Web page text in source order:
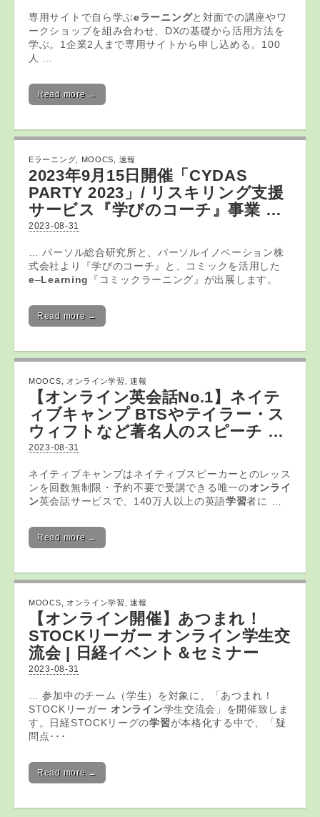
専用サイトで自ら学ぶeラーニングと対面での講座やワ
ークショップを組み合わせ、DXの基礎から活用方法を
学ぶ。1企業2人まで専用サイトから申し込める。100
人 …
Read more →
Eラーニング MOOCS 速報
2023年9月15日開催「CYDAS
PARTY 2023」/ リスキリング支援
サービス『学びのコーチ』事業 …
2023-08-31
… パーソル総合研究所と、パーソルイノベーション株
式会社より『学びのコーチ』と、コミックを活用した
e–Learning 『コミックラーニング』が出展します。
Read more →
MOOCS オンライン学習 ,速報
【 オンライン英会話No.1】ネイテ
ィブキャンプ BTSやテイラー・ス
ウィフトなど著名人のスピーチ …
2023-08-31
ネイティブキャンプはネイティブスピーカーとのレッス
ンを回数無制限・予約不要で受講できる唯一のオンライ
ン英会話サービスで、140万人以上の英語学習者に …
Read more →
MOOCS オンライン学習 ,速報
【 オンライン 開催】あつまれ！
STOCKリーガー オンライン学生交
流会 | 日経イベント＆セミナー
2023-08-31
… 参加中のチーム（学生）を対象に、「あつまれ！
STOCKリーガー オンライン学生交流会」を開催致しま
す。日経STOCKリーグの学習が本格化する中で、「疑
問点･･･
Read more →